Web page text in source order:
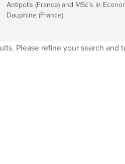
Antipolis (France) and MSc’s in
Dauphine (France).
Please refine your search and